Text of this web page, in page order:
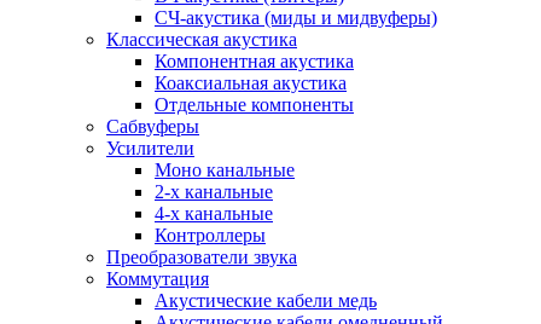
СЧ-акустика (миды и мидвуферы)
Классическая акустика
Компонентная акустика
Коаксиальная акустика
Отдельные компоненты
Сабвуферы
Усилители
Моно канальные
2-х канальные
4-х канальные
Контроллеры
Преобразователи звука
Коммутация
Акустические кабели медь